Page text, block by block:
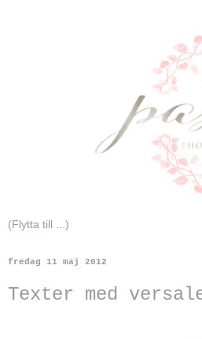
fredag 11 maj 2012
Texter med